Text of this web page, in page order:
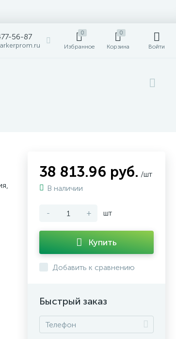
56-87 0
Избранное
0
Корзина Войти
38 813.96 руб. /шт
В наличии
- + шт
Купить
Добавить к сравнению
Быстрый заказ